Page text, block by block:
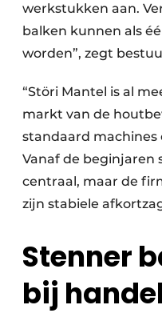
werkstukken aan.
balken kunnen als
worden”, zegt
“Störi Mantel is al
markt van de
standaard machines
Vanaf de beginjaren
centraal, maar de
zijn stabiele
Stenner
bij